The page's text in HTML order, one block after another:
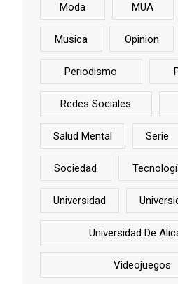
Moda MUA
Musica Opinion
Periodismo
Redes Sociales
Salud Mental Serie
Sociedad
Universidad
Universidad De
Videojuegos